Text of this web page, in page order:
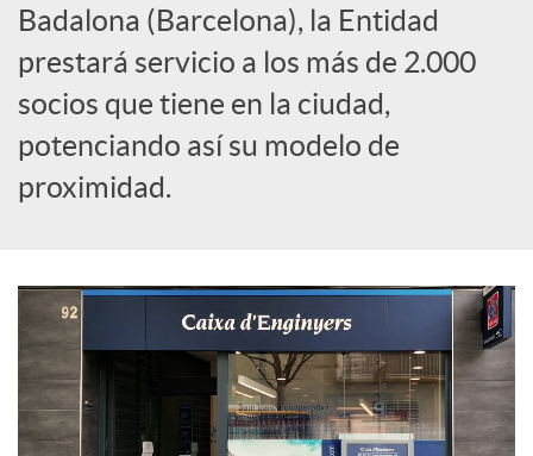
r
e
n
R
e
d
Badalona (Barcelona), la Entidad
prestará servicio a los más de 2.000
socios que tiene en la ciudad,
potenciando así su modelo de
proximidad.